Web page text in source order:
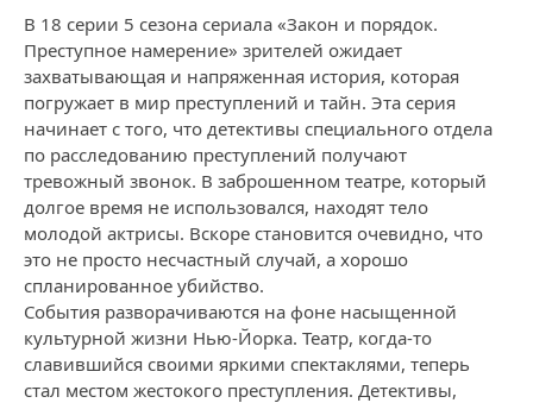
В 18 серии 5 сезона сериала «Закон и порядок.
Преступное намерение» зрителей ожидает
захватывающая и напряженная история, которая
погружает в мир преступлений и тайн. Эта серия
начинает с того, что детективы специального отдела
по расследованию преступлений получают
тревожный звонок. В заброшенном театре, который
долгое время не использовался, находят тело
молодой актрисы. Вскоре становится очевидно, что
это не просто несчастный случай, а хорошо
спланированное убийство.
События разворачиваются на фоне насыщенной
культурной жизни Нью-Йорка. Театр, когда-то
славившийся своими яркими спектаклями, теперь
стал местом жестокого преступления. Детективы,